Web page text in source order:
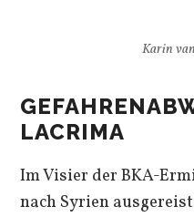
Karin
LACRIMA
Im Visier der BKA-
nach Syrien